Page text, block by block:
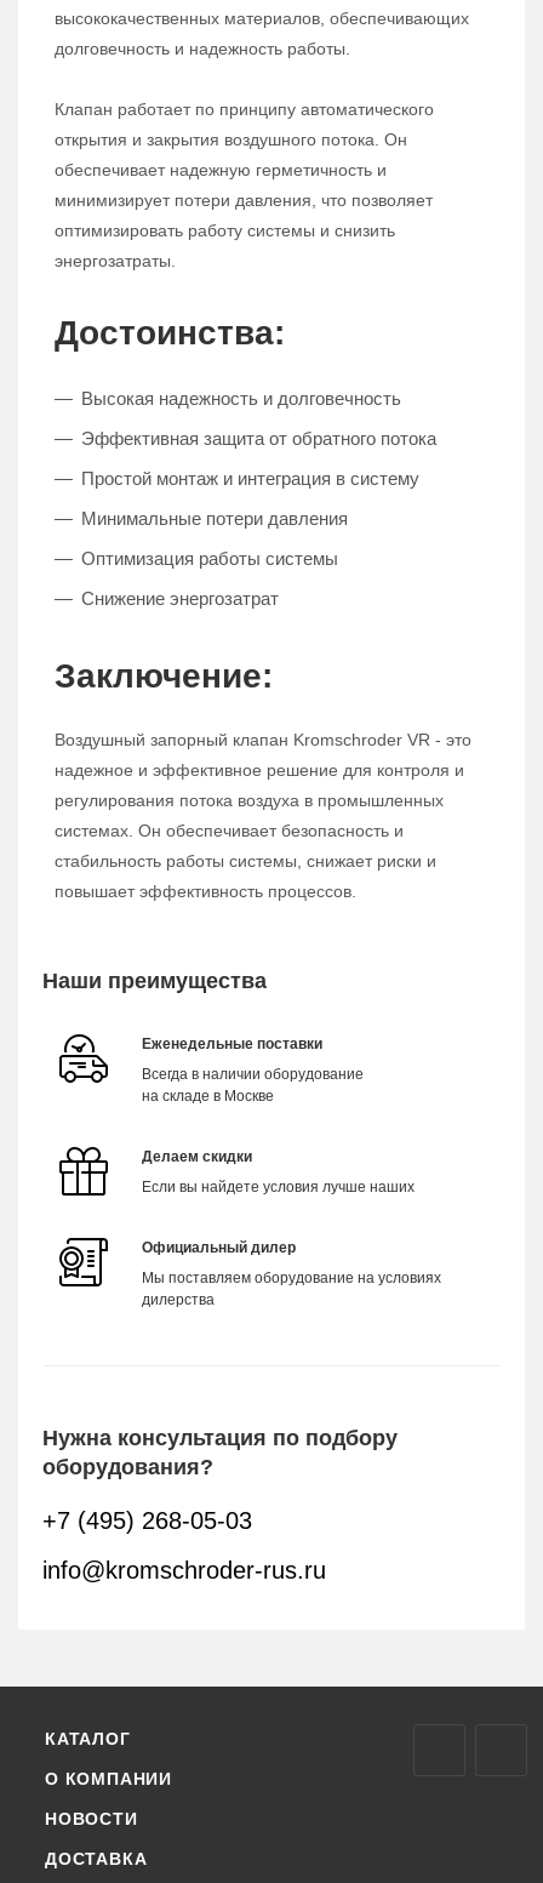
высококачественных материалов, обеспечивающих
долговечность и надежность работы.
Клапан работает по принципу автоматического
открытия и закрытия воздушного потока. Он
обеспечивает надежную герметичность и
минимизирует потери давления, что позволяет
оптимизировать работу системы и снизить
энергозатраты.
Достоинства:
Высокая надежность и долговечность
Эффективная защита от обратного потока
Простой монтаж и интеграция в систему
Минимальные потери давления
Оптимизация работы системы
Снижение энергозатрат
Заключение:
Воздушный запорный клапан Kromschroder VR - это
надежное и эффективное решение для контроля и
регулирования потока воздуха в промышленных
системах. Он обеспечивает безопасность и
стабильность работы системы, снижает риски и
повышает эффективность процессов.
Наши преимущества
Еженедельные поставки
Всегда в наличии оборудование
на складе в Москве
Делаем скидки
Если вы найдете условия лучше наших
Официальный дилер
Мы поставляем оборудование на условиях
дилерства
Нужна консультация по подбору
оборудования?
+7 (495) 268-05-03
info@kromschroder-rus.ru
КАТАЛОГ
О КОМПАНИИ
НОВОСТИ
ДОСТАВКА